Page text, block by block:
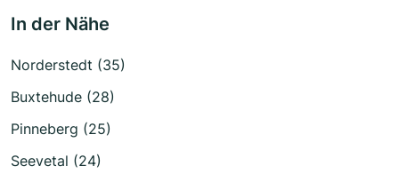
In der Nähe
Norderstedt (35)
Buxtehude (28)
Pinneberg (25)
Seevetal (24)